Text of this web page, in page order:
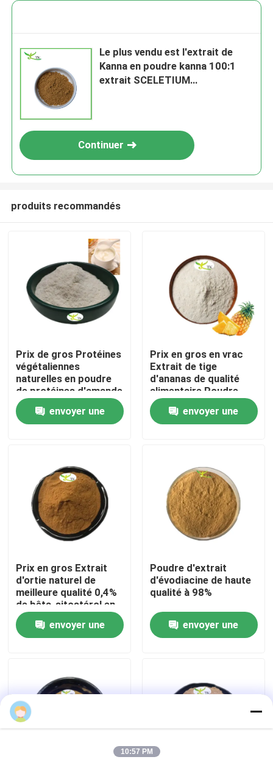
À la maison
À propos de nous
Visite de l'usine
Contrôle de la qualité
Nous contacter
Poudre d'extrait de plante
Poudre superbe de nourriture
Matières premières cosmétiques
Le plus vendu est l'extrait de
Kanna en poudre kanna 100:1
extrait SCELETIUM
Continuer
produits recommandés
Prix ​​de gros Protéines
végétaliennes
naturelles en poudre
de protéines d'amande
40 % 50 % 60 %
envoyer une
Prix en gros en vrac
Extrait de tige
d'ananas de qualité
alimentaire Poudre
d'enzyme de
bromélaïne
1200/2400 GDU
envoyer une
Prix en gros Extrait
d'ortie naturel de
meilleure qualité 0,4%
de bêta-sitostérol en
poudre
envoyer une
Poudre d'extrait
d'évodiacine de haute
qualité à 98%
envoyer une
10:57 PM